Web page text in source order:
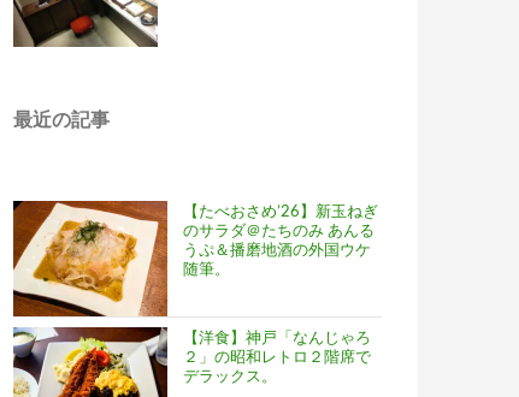
最近の記事
【たべおさめ’26】新玉ねぎ
のサラダ＠たちのみ あんる
うぷ＆播磨地酒の外国ウケ
随筆。
【洋食】神戸「なんじゃろ
２」の昭和レトロ２階席で
デラックス。